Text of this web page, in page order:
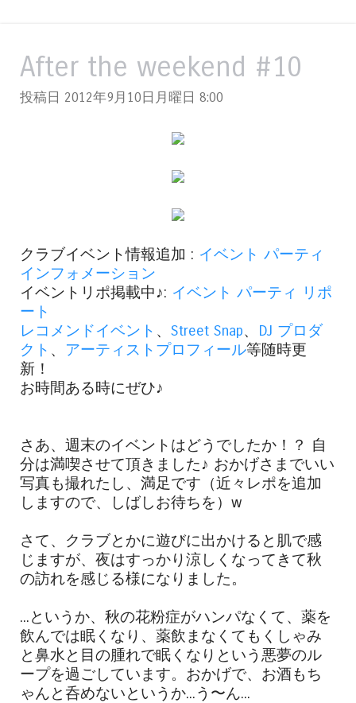
After the weekend #10
投稿日 2012年9月10日月曜日 8:00
クラブイベント情報追加 : イベント パーティ
インフォメーション
イベントリポ掲載中♪: イベント パーティ リポ
ート
レコメンドイベント 、 Street Snap、 DJ プロダ
クト 、 アーティストプロフィール等随時更
新！
お時間ある時にぜひ♪
さあ、週末のイベントはどうでしたか！？ 自
分は満喫させて頂きました♪ おかげさまでいい
写真も撮れたし、満足です（近々レポを追加
しますので、しばしお待ちを）w
さて、クラブとかに遊びに出かけると肌で感
じますが、夜はすっかり涼しくなってきて秋
の訪れを感じる様になりました。
...というか、秋の花粉症がハンパなくて、薬を
飲んでは眠くなり、薬飲まなくてもくしゃみ
と鼻水と目の腫れで眠くなりという悪夢のル
ープを過ごしています。おかげで、お酒もち
ゃんと呑めないというか...う〜ん...